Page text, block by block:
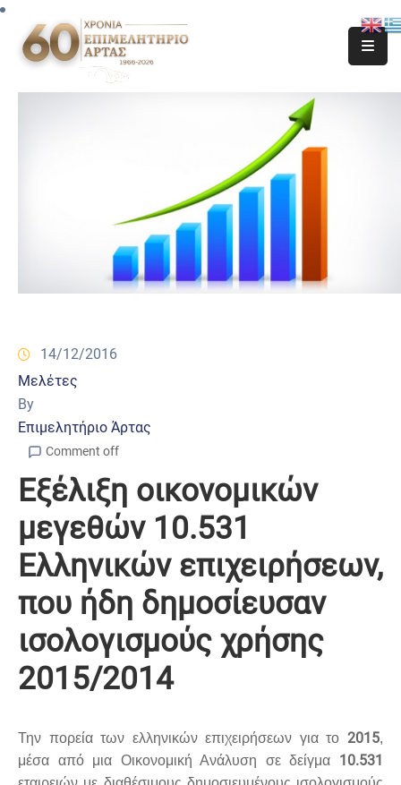
14/12/2016
Μελέτες
By
Επιμελητήριο Άρτας
Comment off
Εξέλιξη οικονομικών
μεγεθών 10.531
Ελληνικών επιχειρήσεων,
που ήδη δημοσίευσαν
ισολογισμούς χρήσης
2015/2014
Την πορεία των ελληνικών επιχειρήσεων για το 2015,
μέσα από μια Οικονομική Ανάλυση σε δείγμα 10.531